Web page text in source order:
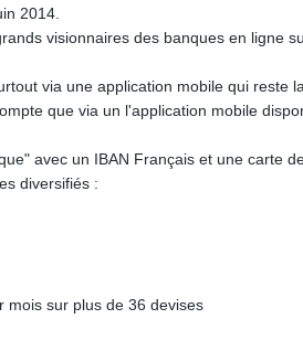
2014.
visionnaires des banques en ligne
via une application mobile qui reste
que via un l'application mobile
avec un IBAN Français et une carte
diversifiés :
mois sur plus de 36 devises